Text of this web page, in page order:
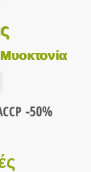
Μυοκτονία
Μυοκτονία
-50%